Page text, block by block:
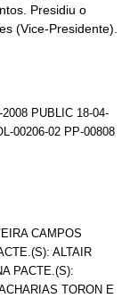
Presidiu o
(Vice-Presidente).
PUBLIC 18-04-
00206-02 PP-00808
CAMPOS
ALTAIR
PACTE.(S):
TORON E